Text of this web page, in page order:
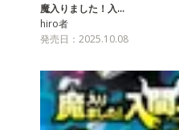
魔入りました！入…
hiro者
発売日：2025.10.08